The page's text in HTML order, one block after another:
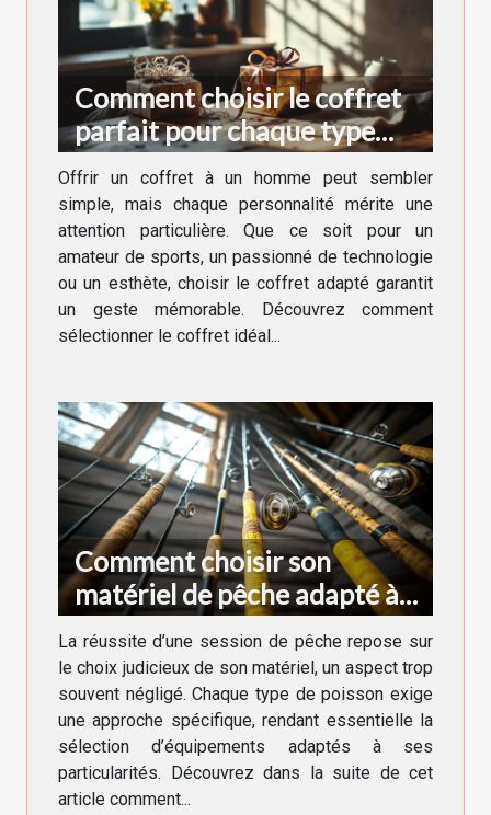
Comment choisir le coffret
parfait pour chaque type
d'homme ?
Offrir un coffret à un homme peut sembler
simple, mais chaque personnalité mérite une
attention particulière. Que ce soit pour un
amateur de sports, un passionné de technologie
ou un esthète, choisir le coffret adapté garantit
un geste mémorable. Découvrez comment
sélectionner le coffret idéal...
Comment choisir son
matériel de pêche adapté à
chaque type de poisson
La réussite d’une session de pêche repose sur
le choix judicieux de son matériel, un aspect trop
souvent négligé. Chaque type de poisson exige
une approche spécifique, rendant essentielle la
sélection d’équipements adaptés à ses
particularités. Découvrez dans la suite de cet
article comment...